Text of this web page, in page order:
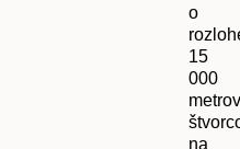
o
15
000
metrov
na